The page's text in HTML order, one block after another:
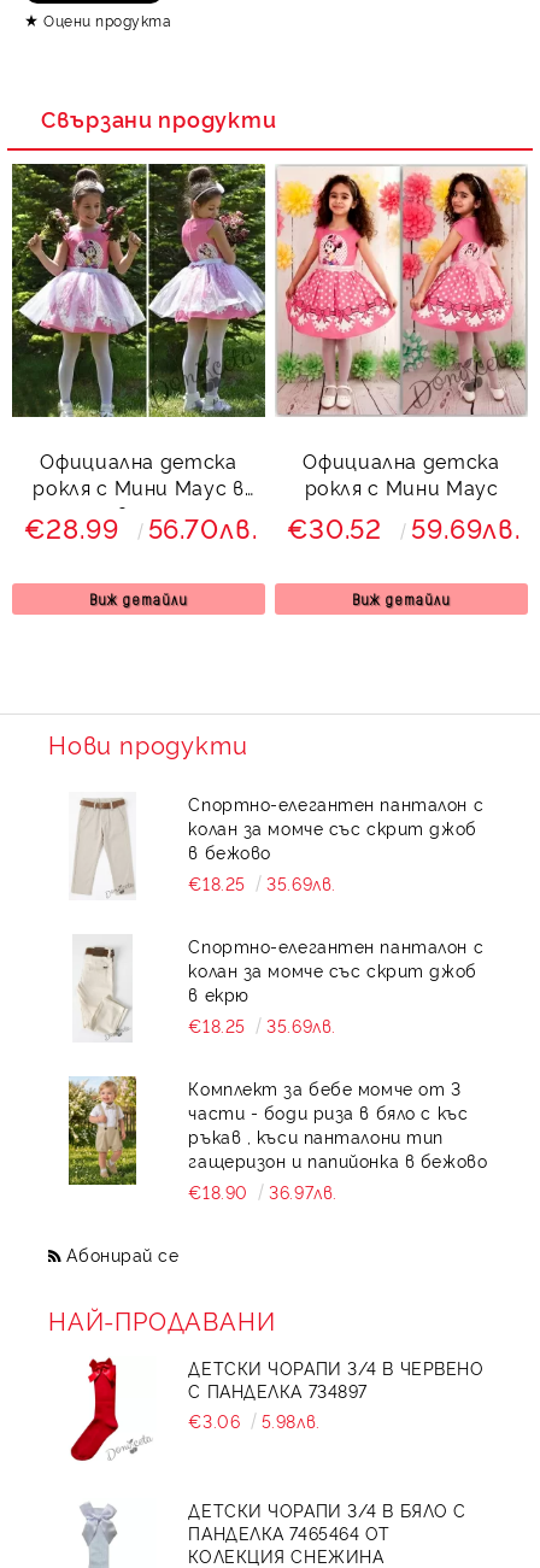
Оцени продукта
Свързани продукти
Официална детска
рокля с Мини Маус в
розово с тюл
€28.99 56.70лв.
Виж детайли
Официална детска
рокля с Мини Маус
€30.52 59.69лв.
Виж детайли
Нови продукти
Спортно-елегантен панталон с
колан за момче със скрит джоб
в бежово
€18.25
35.69лв.
Спортно-елегантен панталон с
колан за момче със скрит джоб
в екрю
€18.25
35.69лв.
Комплект за бебе момче от 3
части - боди риза в бяло с къс
ръкав , къси панталони тип
гащеризон и папийонка в бежово
€18.90
36.97лв.
Абонирай се
НАЙ-ПРОДАВАНИ
ДЕТСКИ ЧОРАПИ 3/4 В ЧЕРВЕНО
С ПАНДЕЛКА 734897
€3.06
5.98лв.
ДЕТСКИ ЧОРАПИ 3/4 В БЯЛО С
ПАНДЕЛКА 7465464 ОТ
КОЛЕКЦИЯ СНЕЖИНА